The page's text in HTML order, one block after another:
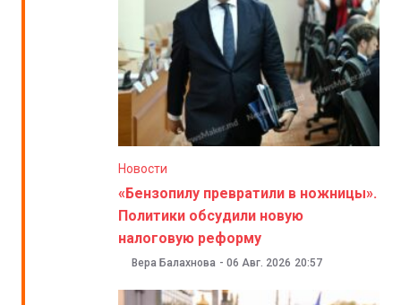
Новости
«Бензопилу превратили в ножницы».
Политики обсудили новую
налоговую реформу
Вера Балахнова - 06 Авг. 2026 20:57